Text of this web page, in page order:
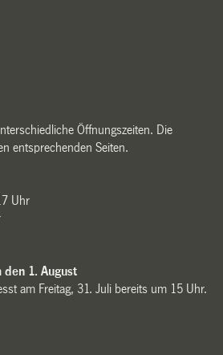
Öffnungszeiten. Die
entsprechenden Seiten.
Uhr
den 1. August
am Freitag, 31. Juli bereits um 15 Uhr.